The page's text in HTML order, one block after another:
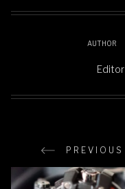
AUTHOR
Editor
PREVIOUS